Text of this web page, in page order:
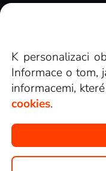
K personalizaci
Informace o tom,
informacemi,
cookies.